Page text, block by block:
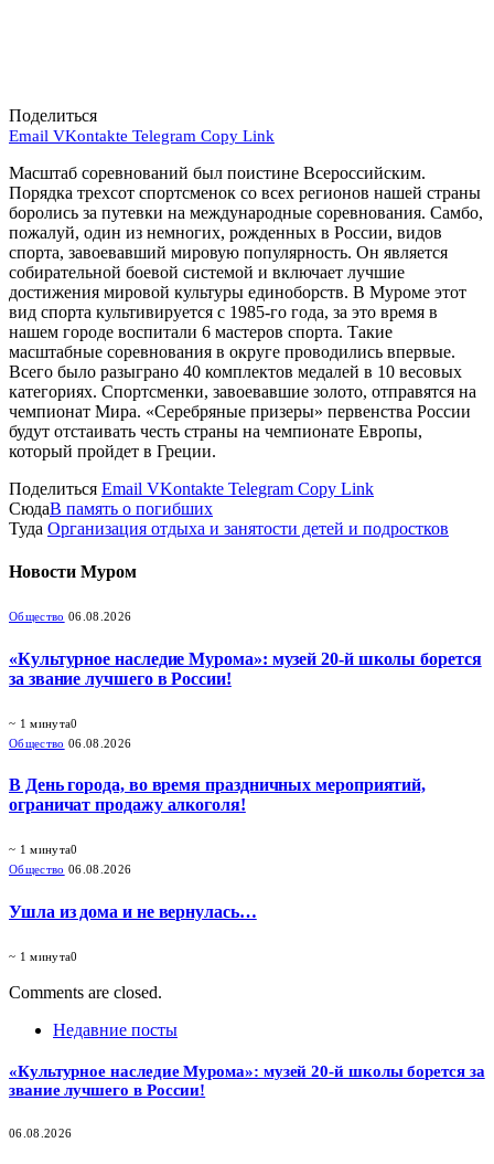
Поделиться
Email VKontakte Telegram Copy Link
Масштаб соревнований был поистине Всероссийским.
Порядка трехсот спортсменок со всех регионов нашей страны
боролись за путевки на международные соревнования. Самбо,
пожалуй, один из немногих, рожденных в России, видов
спорта, завоевавший мировую популярность. Он является
собирательной боевой системой и включает лучшие
достижения мировой культуры единоборств. В Муроме этот
вид спорта культивируется с 1985-го года, за это время в
нашем городе воспитали 6 мастеров спорта. Такие
масштабные соревнования в округе проводились впервые.
Всего было разыграно 40 комплектов медалей в 10 весовых
категориях. Спортсменки, завоевавшие золото, отправятся на
чемпионат Мира. «Серебряные призеры» первенства России
будут отстаивать честь страны на чемпионате Европы,
который пройдет в Греции.
Поделиться Email VKontakte Telegram Copy Link
СюдаВ память о погибших
Туда Организация отдыха и занятости детей и подростков
Новости Муром
Общество 06.08.2026
«Культурное наследие Мурома»: музей 20-й школы борется
за звание лучшего в России!
~ 1 минута0
Общество 06.08.2026
В День города, во время праздничных мероприятий,
ограничат продажу алкоголя!
~ 1 минута0
Общество 06.08.2026
Ушла из дома и не вернулась…
~ 1 минута0
Comments are closed.
Недавние посты
«Культурное наследие Мурома»: музей 20-й школы борется за
звание лучшего в России!
06.08.2026